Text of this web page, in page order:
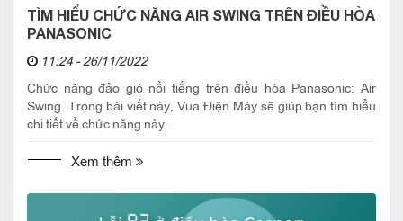
TÌM HIỂU CHỨC NĂNG AIR SWING TRÊN ĐIỀU HÒA
PANASONIC
11:24 - 26/11/2022
Chức năng đảo gió nổi tiếng trên điều hòa Panasonic: Air
Swing. Trong bài viết này, Vua Điện Máy sẽ giúp bạn tìm hiểu
chi tiết về chức năng này.
Xem thêm